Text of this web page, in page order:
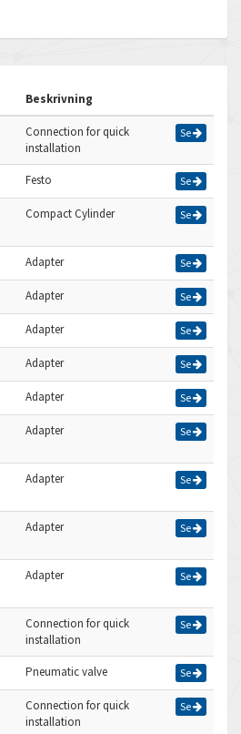
Beskrivning
Connection for quick
installation
Se
Festo Se
Compact Cylinder Se
Adapter Se
Adapter Se
Adapter Se
Adapter Se
Adapter Se
Adapter Se
Adapter Se
Adapter Se
Adapter Se
Connection for quick
installation
Se
Pneumatic valve Se
Connection for quick
installation
Se